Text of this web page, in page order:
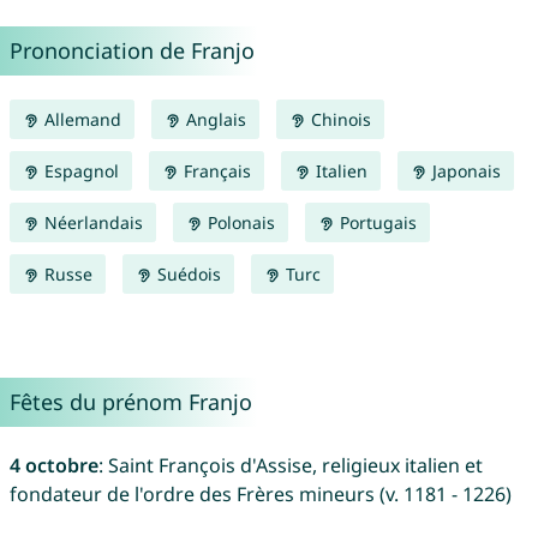
Prononciation de Franjo
Allemand Anglais Chinois
Espagnol Français Italien Japonais
Néerlandais Polonais Portugais
Russe Suédois Turc
Fêtes du prénom Franjo
4 octobre: Saint François d'Assise, religieux italien et
fondateur de l'ordre des Frères mineurs (v. 1181 - 1226)